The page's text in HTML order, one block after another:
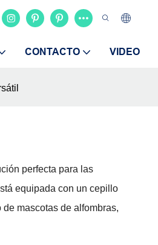
CONTACTO VIDEO
perfecta para las
equipada con un cepillo
mascotas de alfombras,